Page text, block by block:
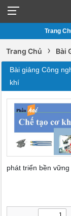
Trang
Trang Chủ › Bài
Bài giảng Công
khí
phát triển bền